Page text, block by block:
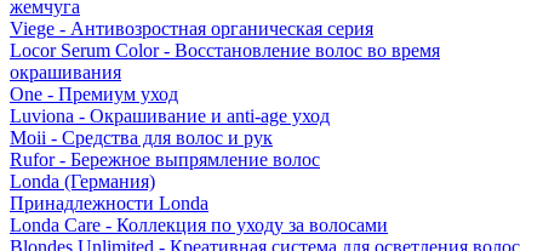
жемчуга
Viege - Антивозростная органическая серия
Locor Serum Color - Восстановление волос во время
окрашивания
One - Премиум уход
Luviona - Окрашивание и anti-age уход
Moii - Средства для волос и рук
Rufor - Бережное выпрямление волос
Londa (Германия)
Принадлежности Londa
Londa Care - Коллекция по уходу за волосами
Blondes Unlimited - Креативная система для осветления волос